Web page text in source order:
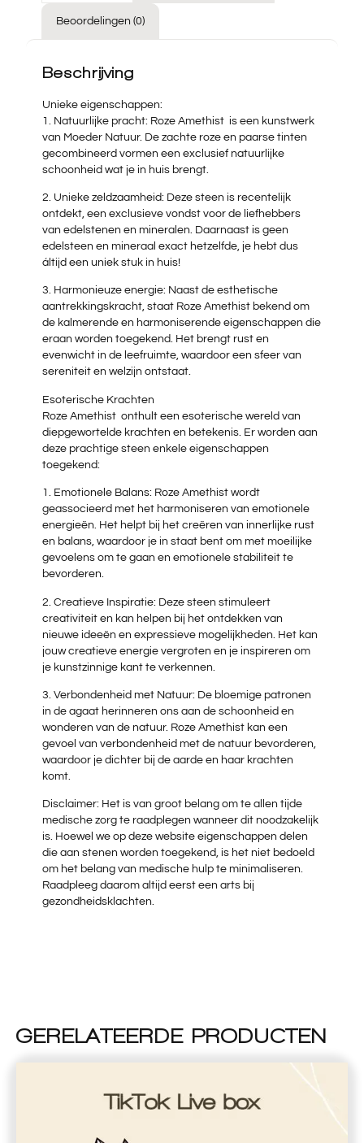
Beoordelingen (0)
Beschrijving
Unieke eigenschappen:
1. Natuurlijke pracht: Roze Amethist is een kunstwerk
van Moeder Natuur. De zachte roze en paarse tinten
gecombineerd vormen een exclusief natuurlijke
schoonheid wat je in huis brengt.
2. Unieke zeldzaamheid: Deze steen is recentelijk
ontdekt, een exclusieve vondst voor de liefhebbers
van edelstenen en mineralen. Daarnaast is geen
edelsteen en mineraal exact hetzelfde, je hebt dus
áltijd een uniek stuk in huis!
3. Harmonieuze energie: Naast de esthetische
aantrekkingskracht, staat Roze Amethist bekend om
de kalmerende en harmoniserende eigenschappen die
eraan worden toegekend. Het brengt rust en
evenwicht in de leefruimte, waardoor een sfeer van
sereniteit en welzijn ontstaat.
Esoterische Krachten
Roze Amethist onthult een esoterische wereld van
diepgewortelde krachten en betekenis. Er worden aan
deze prachtige steen enkele eigenschappen
toegekend:
1. Emotionele Balans: Roze Amethist wordt
geassocieerd met het harmoniseren van emotionele
energieën. Het helpt bij het creëren van innerlijke rust
en balans, waardoor je in staat bent om met moeilijke
gevoelens om te gaan en emotionele stabiliteit te
bevorderen.
2. Creatieve Inspiratie: Deze steen stimuleert
creativiteit en kan helpen bij het ontdekken van
nieuwe ideeën en expressieve mogelijkheden. Het kan
jouw creatieve energie vergroten en je inspireren om
je kunstzinnige kant te verkennen.
3. Verbondenheid met Natuur: De bloemige patronen
in de agaat herinneren ons aan de schoonheid en
wonderen van de natuur. Roze Amethist kan een
gevoel van verbondenheid met de natuur bevorderen,
waardoor je dichter bij de aarde en haar krachten
komt.
Disclaimer: Het is van groot belang om te allen tijde
medische zorg te raadplegen wanneer dit noodzakelijk
is. Hoewel we op deze website eigenschappen delen
die aan stenen worden toegekend, is het niet bedoeld
om het belang van medische hulp te minimaliseren.
Raadpleeg daarom altijd eerst een arts bij
gezondheidsklachten.
GERELATEERDE PRODUCTEN